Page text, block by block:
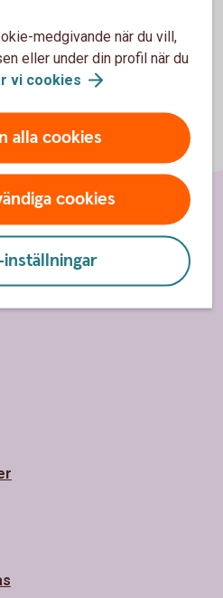
medgivande när du vill,
eller under din profil när du
vi cookies
alla cookies
cookies